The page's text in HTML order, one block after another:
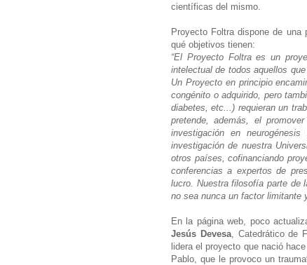
científicas del mismo.
Proyecto Foltra dispone de una
qué objetivos tienen:
“El Proyecto Foltra es un
intelectual de todos aquellos
Un Proyecto en principio
congénito o adquirido, pero
diabetes, etc...) requieran un
pretende, además, el
investigación en
investigación de nuestra
otros países, cofinanciando
conferencias a expertos de
lucro. Nuestra filosofía parte de
no sea nunca un factor limitante
En la página web, poco
Jesús Devesa, Catedrático de
lidera el proyecto que nació
Pablo, que le provoco un